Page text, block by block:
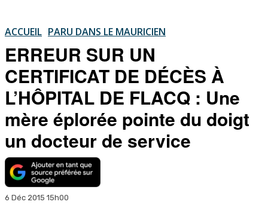
ACCUEIL PARU DANS LE MAURICIEN
ERREUR SUR UN
CERTIFICAT DE DÉCÈS À
L’HÔPITAL DE FLACQ : Une
mère éplorée pointe du doigt
un docteur de service
6 Déc 2015 15h00